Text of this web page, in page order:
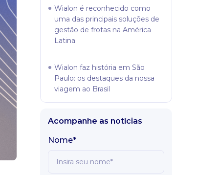
Wialon é reconhecido como
uma das principais soluções de
gestão de frotas na América
Latina
Wialon faz história em São
Paulo: os destaques da nossa
viagem ao Brasil
Acompanhe as notícias
Nome*